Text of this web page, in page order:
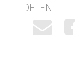
DELEN